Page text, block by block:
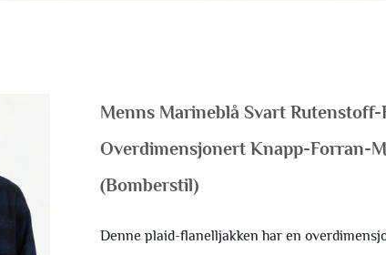
Menns Marineblå Svart Rutenstoff-
Overdimensjonert Knapp-Forran-
(bomberstil)
Denne plaid-flanelljakken har en